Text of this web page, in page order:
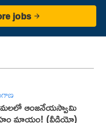
jobs
ఆంజనేయస్వామి
మాయం! (వీడియో)